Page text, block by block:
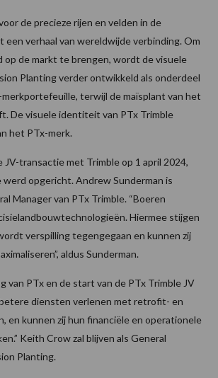
de precieze rijen en velden in de
een verhaal van wereldwijde verbinding. Om
op de markt te brengen, wordt de visuele
Planting verder ontwikkeld als onderdeel
terwijl de maïsplant van het
De visuele identiteit van PTx Trimble
het PTx-merk.
transactie met Trimble op 1 april 2024,
werd opgericht. Andrew Sunderman is
Manager van PTx Trimble. “Boeren
Hiermee stijgen
verspilling tegengegaan en kunnen zij
aldus Sunderman.
van PTx en de start van de PTx Trimble JV
diensten verlenen met retrofit- en
en kunnen zij hun financiële en operationele
Keith Crow zal blijven als General
Planting.